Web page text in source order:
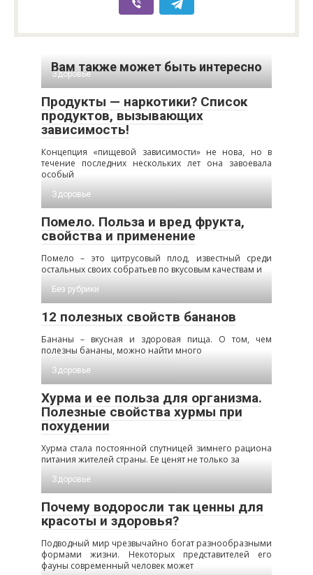
Вам также может быть интересно
Здоровье
Продукты — наркотики? Список
продуктов, вызывающих
зависимость!
Концепция «пищевой зависимости» не нова, но в
течение последних нескольких лет она завоевала
особый
Здоровье
Помело. Польза и вред фрукта,
свойства и применение
Помело – это цитрусовый плод, известный среди
остальных своих собратьев по вкусовым качествам и
Без рубрики
12 полезных свойств бананов
Бананы – вкусная и здоровая пища. О том, чем
полезны бананы, можно найти много
Здоровье
Хурма и ее польза для организма.
Полезные свойства хурмы при
похудении
Хурма стала постоянной спутницей зимнего рациона
питания жителей страны. Ее ценят не только за
Здоровье
Почему водоросли так ценны для
красоты и здоровья?
Подводный мир чрезвычайно богат разнообразными
формами жизни. Некоторых представителей его
фауны современный человек может